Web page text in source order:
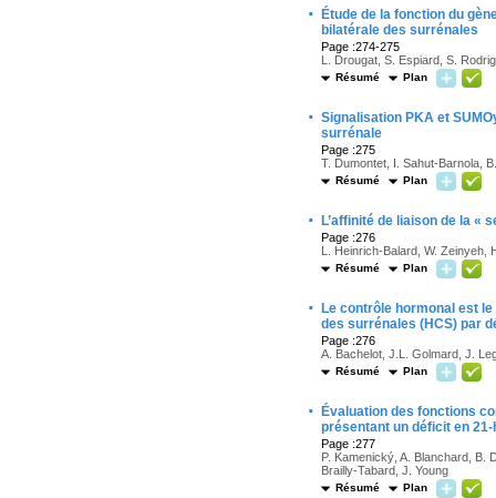
·
Étude de la fonction du
bilatérale des surrénales
Page :274-275
L. Drougat, S. Espiard, S.
Résumé Plan
· Signalisation PKA et
surrénale
Page :275
T. Dumontet, I. Sahut-Barnola,
Résumé Plan
· L’affinité de liaison de la «
Page :276
L. Heinrich-Balard, W. Zeinyeh,
Résumé Plan
·
Le contrôle hormonal est
des surrénales (HCS) par
Page :276
A. Bachelot, J.L. Golmard, J.
Résumé Plan
·
Évaluation des fonctions
présentant un déficit en
Page :277
P. Kamenický, A. Blanchard, B.
Brailly-Tabard, J. Young
Résumé Plan